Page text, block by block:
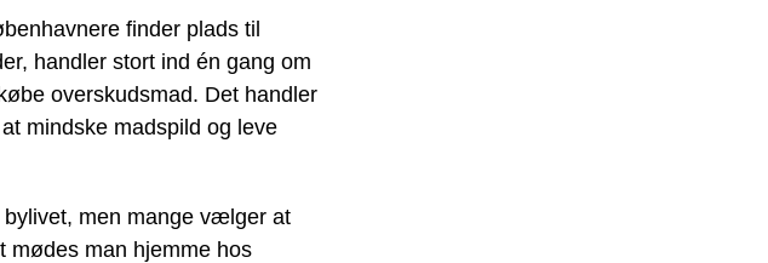
finder plads til
handler stort ind én gang om
overskudsmad. Det handler
mindske madspild og leve
men mange vælger at
man hjemme hos